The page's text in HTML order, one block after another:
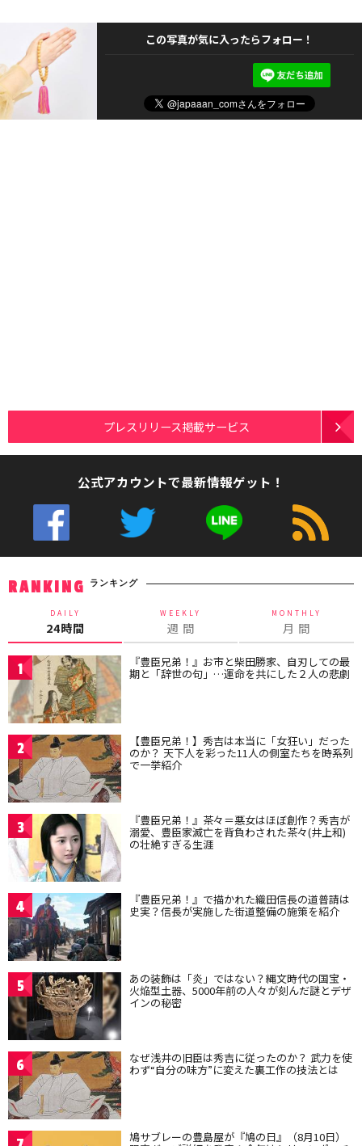
この写真が気に入ったらフォロー！
プレスリリース掲載サービス
公式アカウントで最新情報ゲット！
RANKING ランキング
DAILY
24時間
WEEKLY
週 間
MONTHLY
月 間
1 『豊臣兄弟！』お市と柴田勝家、自刃しての最
期と「辞世の句」…運命を共にした２人の悲劇
2 【豊臣兄弟！】秀吉は本当に「女狂い」だった
のか？ 天下人を彩った11人の側室たちを時系列
で一挙紹介
3 『豊臣兄弟！』茶々＝悪女はほぼ創作？秀吉が
溺愛、豊臣家滅亡を背負わされた茶々(井上和)
の壮絶すぎる生涯
4 『豊臣兄弟！』で描かれた織田信長の道普請は
史実？信長が実施した街道整備の施策を紹介
5 あの装飾は「炎」ではない？縄文時代の国宝・
火焔型土器、5000年前の人々が刻んだ謎とデザ
インの秘密
6 なぜ浅井の旧臣は秀吉に従ったのか？ 武力を使
わず“自分の味方”に変えた裏工作の技法とは
鳩サブレーの豊島屋が『鳩の日』（8月10日）